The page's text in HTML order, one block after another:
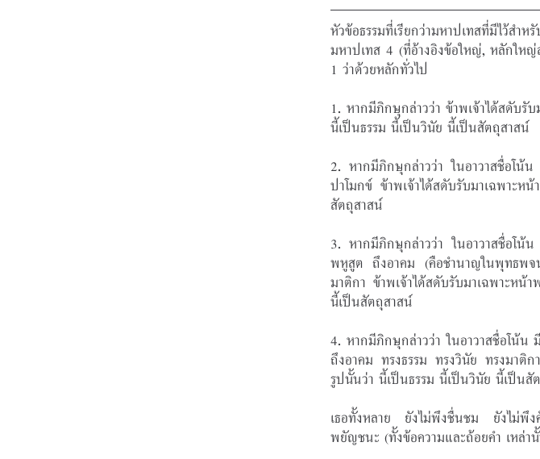
หัวข้อธรรมที่เรียกว่ามหาปเทสที่มีไว้ส
มหาปเทส 4 (ที่อ้างอิงข้อใหญ่, หลักใหญ่
1 ว่าด้วยหลักทั่วไป
1. หากมีภิกษุกล่าวว่า ข้าพเจ้าได้สดับรั
นี้เป็นธรรม นี้เป็นวินัย นี้เป็นสัตถุสาสน์
2. หากมีภิกษุกล่าวว่า ในอาวาสชื่อโน้
ปาโมกข์ ข้าพเจ้าได้สดับรับมาเฉพาะ
สัตถุสาสน์
3. หากมีภิกษุกล่าวว่า ในอาวาสชื่อโน้
พหูสูต ถึงอาคม (คือชำนาญในพุทธพ
มาติกา ข้าพเจ้าได้สดับรับมาเฉพาะหน้
นี้เป็นสัตถุสาสน์
4. หากมีภิกษุกล่าวว่า ในอาวาสชื่อโน้
ถึงอาคม ทรงธรรม ทรงวินัย ทรงมาติก
รูปนั้นว่า นี้เป็นธรรม นี้เป็นวินัย นี้เป็นสั
เธอทั้งหลาย ยังไม่พึงชื่นชม ยังไม่พึ
พยัญชนะ (ทั้งข้อความและถ้อยคำ เหล่